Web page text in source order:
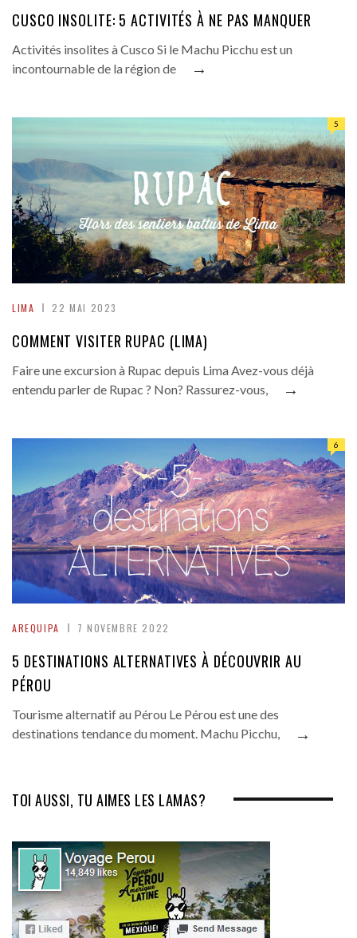
CUSCO INSOLITE: 5 ACTIVITÉS À NE PAS MANQUER
Activités insolites à Cusco Si le Machu Picchu est un
incontournable de la région de
→
LIMA 22 MAI 2023
5
COMMENT VISITER RUPAC (LIMA)
Faire une excursion à Rupac depuis Lima Avez-vous déjà
entendu parler de Rupac ? Non? Rassurez-vous,
→
AREQUIPA 7 NOVEMBRE 2022
6
5 DESTINATIONS ALTERNATIVES À DÉCOUVRIR AU
PÉROU
Tourisme alternatif au Pérou Le Pérou est une des
destinations tendance du moment. Machu Picchu,
→
TOI AUSSI, TU AIMES LES LAMAS?